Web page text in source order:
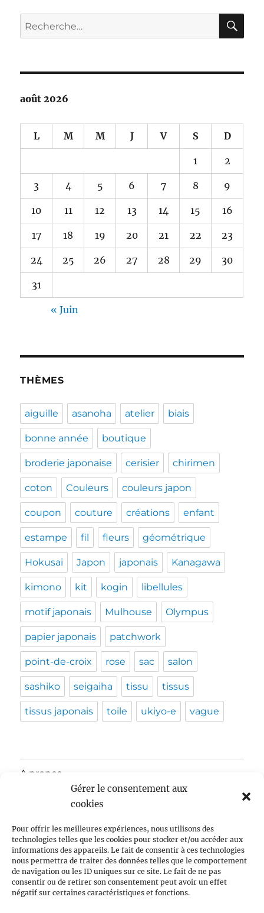
Gérer le consentement aux
cookies
Pour offrir les meilleures expériences, nous utilisons des
technologies telles que les cookies pour stocker et/ou accéder aux
informations des appareils. Le fait de consentir à ces technologies
nous permettra de traiter des données telles que le comportement
de navigation ou les ID uniques sur ce site. Le fait de ne pas
consentir ou de retirer son consentement peut avoir un effet
négatif sur certaines caractéristiques et fonctions.
Recherche
pour :
août 2026
L M M J V S D
1 2
3 4 5 6 7 8 9
10 11 12 13 14 15 16
17 18 19 20 21 22 23
24 25 26 27 28 29 30
31
« Juin
THÈMES
aiguille asanoha atelier biais
bonne année boutique
broderie japonaise cerisier chirimen
coton Couleurs couleurs japon
coupon couture créations enfant
estampe fil fleurs géométrique
Hokusai Japon japonais Kanagawa
kimono kit kogin libellules
motif japonais Mulhouse Olympus
papier japonais patchwork
point-de-croix rose sac salon
sashiko seigaiha tissu tissus
tissus japonais toile ukiyo-e vague
A propos
ouvrir
Tissus japonais
le
sous-
menu
Broderie japonaise
Mode et culture